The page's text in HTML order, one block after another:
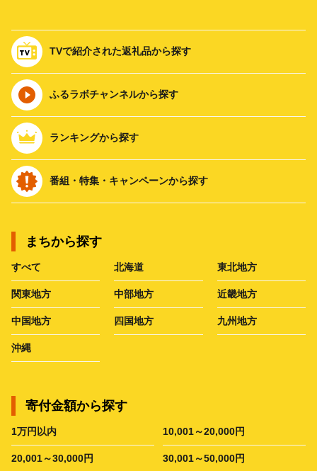
TVで紹介された返礼品から探す
ふるラボチャンネルから探す
ランキングから探す
番組・特集・キャンペーンから探す
まちから探す
すべて 北海道 東北地方
関東地方 中部地方 近畿地方
中国地方 四国地方 九州地方
沖縄
寄付金額から探す
1万円以内 10,001～20,000円
20,001～30,000円 30,001～50,000円